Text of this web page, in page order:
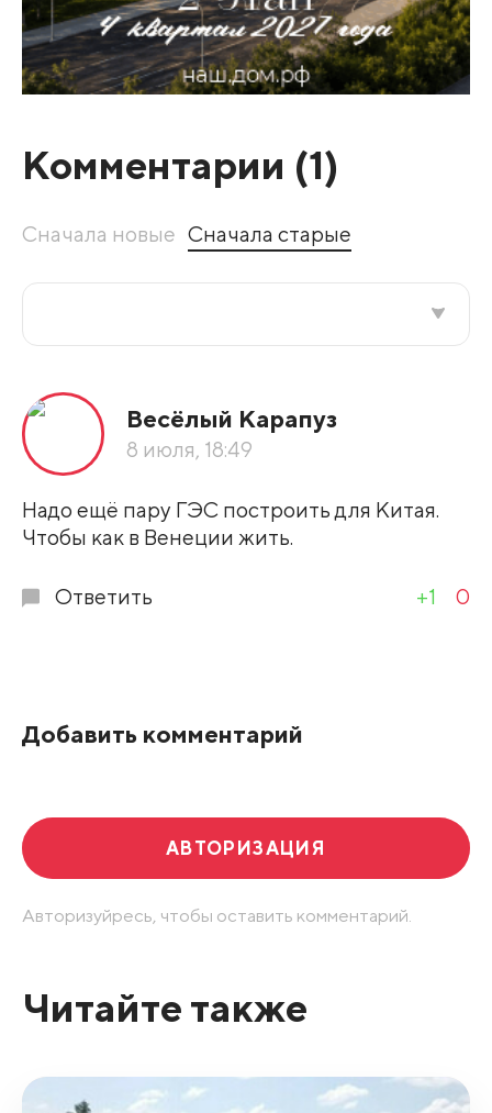
Комментарии (1)
Сначала новые Сначала старые
По рейтингу
Развернуть все
Весёлый Карапуз
8 июля, 18:49
Надо ещё пару ГЭС построить для Китая.
Чтобы как в Венеции жить.
Ответить +1 0
Добавить комментарий
АВТОРИЗАЦИЯ
Авторизуйресь, чтобы оставить комментарий.
Читайте также